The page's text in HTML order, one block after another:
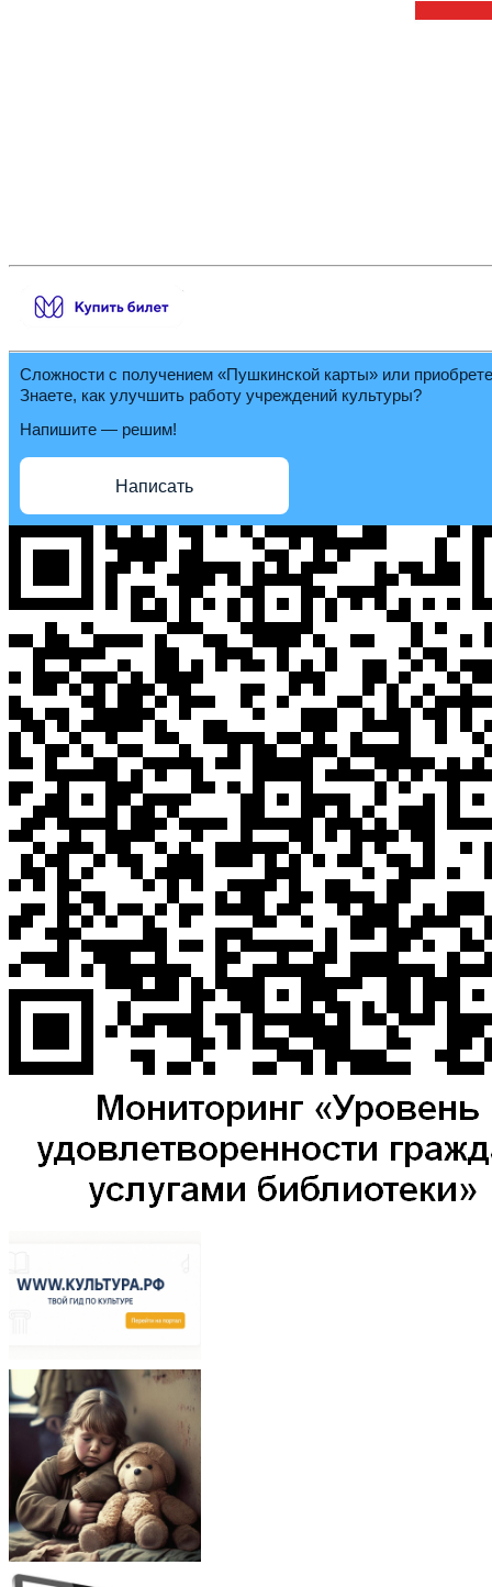
Сложности с получением «Пушкинской карты» или
Знаете, как улучшить работу учреждений культуры?
Напишите — решим!
Написать